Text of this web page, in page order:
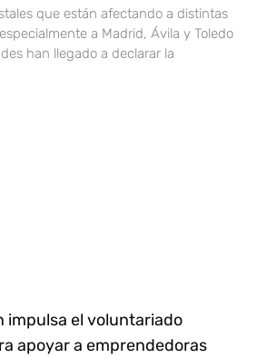
que están afectando a distintas
a Madrid, Ávila y Toledo
han llegado a declarar la
impulsa el voluntariado
apoyar a emprendedoras